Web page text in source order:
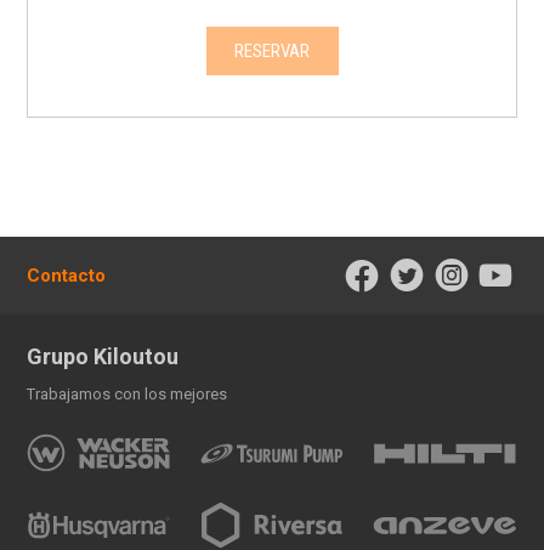
RESERVAR
Contacto
Grupo Kiloutou
Trabajamos con los mejores